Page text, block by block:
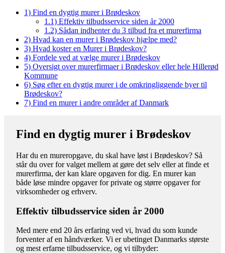
1) Find en dygtig murer i Brødeskov
1.1) Effektiv tilbudsservice siden år 2000
1.2) Sådan indhenter du 3 tilbud fra et murerfirma
2) Hvad kan en murer i Brødeskov hjælpe med?
3) Hvad koster en Murer i Brødeskov?
4) Fordele ved at vælge murer i Brødeskov
5) Oversigt over murerfirmaer i Brødeskov eller hele Hillerød
Kommune
6) Søg efter en dygtig murer i de omkringliggende byer til
Brødeskov?
7) Find en murer i andre områder af Danmark
Find en dygtig murer i Brødeskov
Har du en mureropgave, du skal have løst i Brødeskov? Så
står du over for valget mellem at gøre det selv eller at finde et
murerfirma, der kan klare opgaven for dig. En murer kan
både løse mindre opgaver for private og større opgaver for
virksomheder og erhverv.
Effektiv tilbudsservice siden år 2000
Med mere end 20 års erfaring ved vi, hvad du som kunde
forventer af en håndværker. Vi er ubetinget Danmarks største
og mest erfarne tilbudsservice, og vi tilbyder: